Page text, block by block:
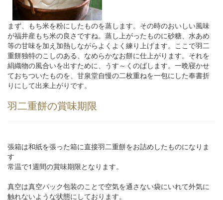
まず、もち米を粉にしたものを蒸します。その時のおいしい風味
が福井産もち米の良さですね。蒸し上がったものに砂糖、水あめ
等の甘味を加え加熱しながらよくよく練り上げます。ここで羽二
重餅独特のこしのある、なめらかなお餅に仕上がります。それを
絹織物の風合いを出すために、うす～くのばします。一晩寝かせ
ておちついたものを、甘泉堂自慢の二枚重ねを一包にした奉書折
りにして出来上がりです。
羽二重餅の賞味期限
張箱は和紙を張った箱に直接羽二重餅をお詰めしたものになりま
す
常温で1週間の賞味期限となります。
真空は真空パック包装のことで空気を通さない袋にいれて外気に
触れないような状態にしております。